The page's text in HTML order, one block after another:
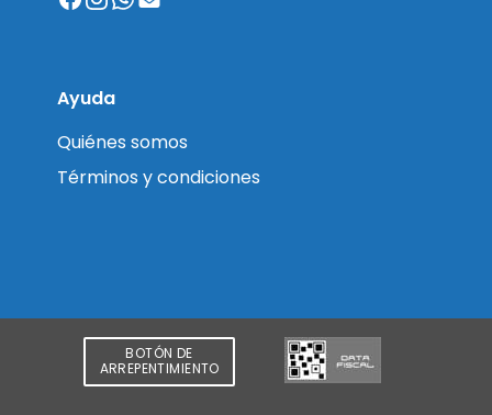
Ayuda
Quiénes somos
Términos y condiciones
BOTÓN DE
ARREPENTIMIENTO